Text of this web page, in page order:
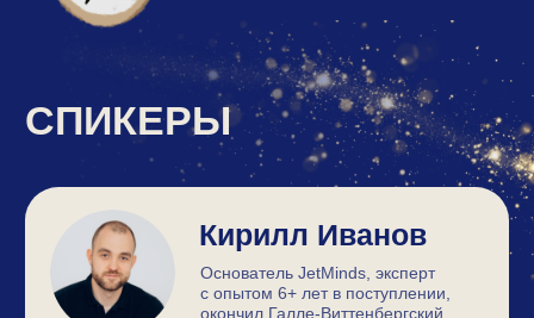
Итальянский путь к успеху:
образование + карьера +
качество жизни
Как переехать в Германию
Артем Шевцов
Основатель Deutscher Agent.
Эксперт по переезду в Германию
через волонтерские
Тема лекции